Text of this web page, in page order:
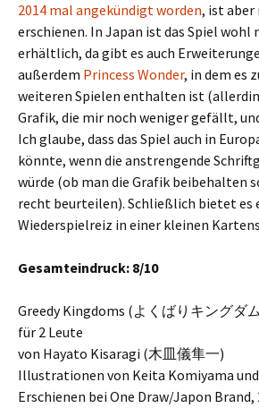
2014 mal angekündigt worden, ist aber
erschienen. In Japan ist das Spiel wohl
erhältlich, da gibt es auch
außerdem Princess Wonder, in dem es
weiteren Spielen enthalten ist
Grafik, die mir noch weniger gefällt,
Ich glaube, dass das Spiel auch in
könnte, wenn die anstrengende
würde (ob man die Grafik beibehalten
recht beurteilen). Schließlich bietet es
Wiederspielreiz in einer kleinen
Gesamteindruck: 8/10
Greedy Kingdoms (よくばりキングダ
für 2 Leute
von Hayato Kisaragi (木皿儀隼一)
Illustrationen von Keita Komiyama und
Erschienen bei One Draw/Japon Brand,